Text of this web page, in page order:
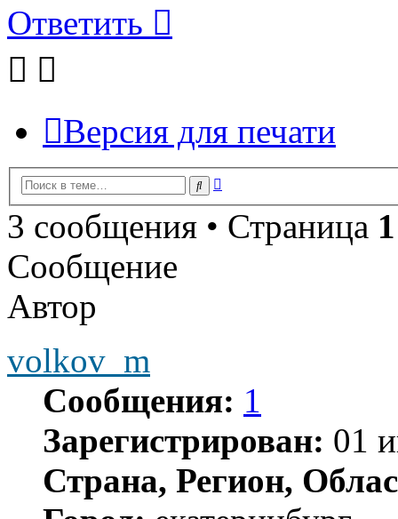
Ответить
Версия для печати
Поиск
3 сообщения • Страница 1
Сообщение
Автор
volkov_m
Сообщения: 1
Зарегистрирован: 01
Страна, Регион,